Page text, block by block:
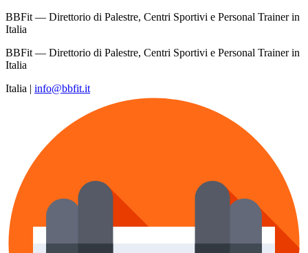
BBFit — Direttorio di Palestre, Centri Sportivi e Personal Trainer in
Italia
BBFit — Direttorio di Palestre, Centri Sportivi e Personal Trainer in
Italia
Italia | info@bbfit.it